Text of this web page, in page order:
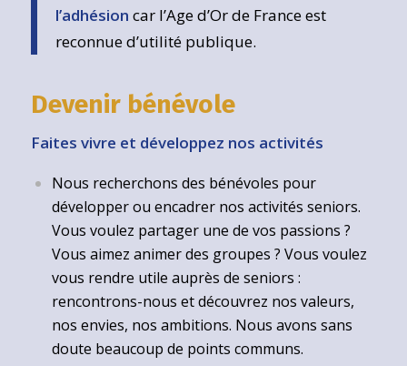
l’adhésion car l’Age d’Or de France est
reconnue d’utilité publique.
Devenir bénévole
Faites vivre et développez nos activités
Nous recherchons des bénévoles pour
développer ou encadrer nos activités seniors.
Vous voulez partager une de vos passions ?
Vous aimez animer des groupes ? Vous voulez
vous rendre utile auprès de seniors :
rencontrons-nous et découvrez nos valeurs,
nos envies, nos ambitions. Nous avons sans
doute beaucoup de points communs.